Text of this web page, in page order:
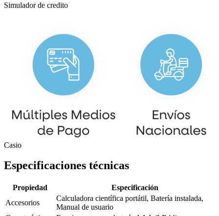
Simulador de credito
Casio
Especificaciones técnicas
Propiedad
Especificación
Accesorios
Calculadora científica portátil, Batería instalada,
Manual de usuario